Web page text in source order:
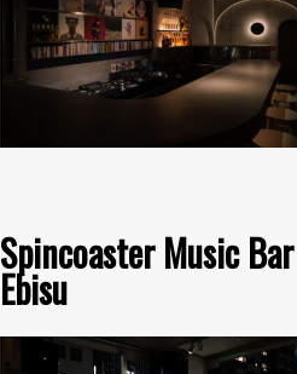
Spincoaster Music Bar
Ebisu